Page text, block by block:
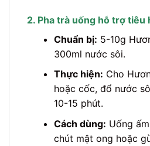
2. Pha trà uống hỗ trợ tiêu
Chuẩn bị: 5-10g
300ml nước sôi.
Thực hiện: Cho
hoặc cốc, đổ nước
10-15 phút.
Cách dùng: Uống
chút mật ong hoặc